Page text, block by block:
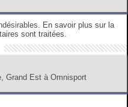
En savoir plus sur la
sont traitées
Grand Est à Omnisport